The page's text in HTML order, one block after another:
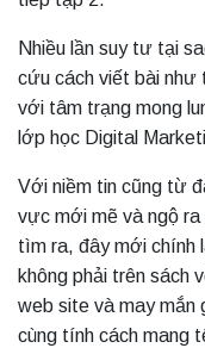
Nhiều lần suy tư tại
cứu cách viết bài như
với tâm trạng mong
lớp học Digital
Với niềm tin cũng từ
vực mới mẽ và ngộ ra
tìm ra, đây mới chính
không phải trên sách
web site và may mắn
cùng tính cách mang